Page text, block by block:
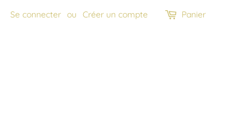
Se connecter ou Créer un compte Panier